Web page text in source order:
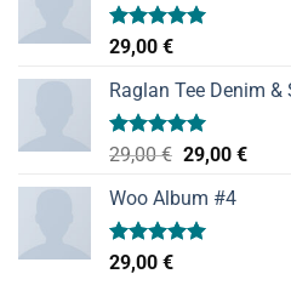
Valorado
con
de 5
29,00 €
Raglan Tee Denim
Valorado
de 5
29,00€ El
original
era:
29,00 €El
Woo Album #4
Valorado
con
29,00 €